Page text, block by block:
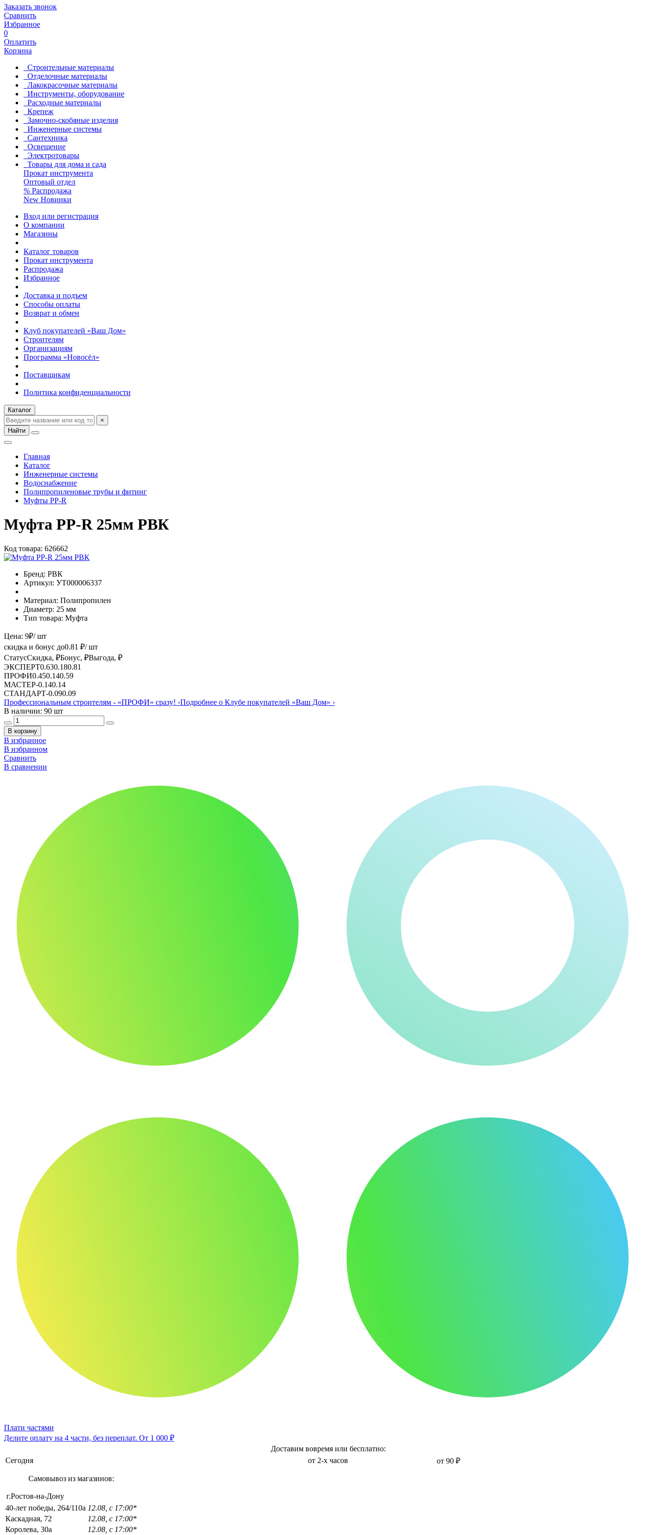
Заказать звонок
Сравнить
Избранное
0
Оплатить
Корзина
Строительные материалы
Отделочные материалы
Лакокрасочные материалы
Инструменты, оборудование
Расходные материалы
Крепеж
Замочно-скобяные изделия
Инженерные системы
Сантехника
Освещение
Электротовары
Товары для дома и сада
Прокат инструмента
Оптовый отдел
% Распродажа
New Новинки
Вход или регистрация
О компании
Магазины
Каталог товаров
Прокат инструмента
Распродажа
Избранное
Доставка и подъем
Способы оплаты
Возврат и обмен
Клуб покупателей «Ваш Дом»
Строителям
Организациям
Программа «Новосёл»
Поставщикам
Политика конфиденциальности
Каталог
×
Найти
Главная
Каталог
Инженерные системы
Водоснабжение
Полипропиленовые трубы и фитинг
Муфты PP-R
Муфта РР-R 25мм РВК
Код товара: 626662
Бренд: РВК
Артикул: УТ000006337
Материал: Полипропилен
Диаметр: 25 мм
Тип товара: Муфта
Цена: 9₽/ шт
скидка и бонус до0.81 ₽/ шт
СтатусСкидка, ₽Бонус, ₽Выгода, ₽
ЭКСПЕРТ0.630.180.81
ПРОФИ0.450.140.59
МАСТЕР-0.140.14
СТАНДАРТ-0.090.09
Профессиональным строителям - «ПРОФИ» сразу! ›Подробнее о Клубе покупателей «Ваш Дом» ›
В наличии: 90 шт
В корзину
В избранное
В избранном
Сравнить
В сравнении
Плати частями
Делите оплату на 4 части, без переплат. От 1 000 ₽
Доставим вовремя или бесплатно:
Сегодня
от 2-х часов от 90 ₽
Самовывоз из магазинов:
г.Ростов-на-Дону
40-лет победы, 264/110а 12.08, с 17:00*
Каскадная, 72
12.08, с 17:00*
Королева, 30а
12.08, с 17:00*